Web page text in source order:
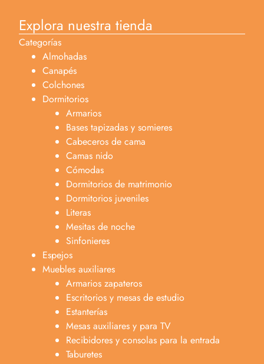
Explora nuestra tienda
Categorías
Almohadas
Canapés
Colchones
Dormitorios
Armarios
Bases tapizadas y somieres
Cabeceros de cama
Camas nido
Cómodas
Dormitorios de matrimonio
Dormitorios juveniles
Literas
Mesitas de noche
Sinfonieres
Espejos
Muebles auxiliares
Armarios zapateros
Escritorios y mesas de estudio
Estanterías
Mesas auxiliares y para TV
Recibidores y consolas para la entrada
Taburetes